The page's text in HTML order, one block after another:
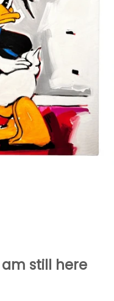
Element 1
Element 2
zu Element 3
still here